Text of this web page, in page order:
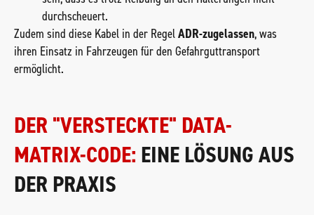
durchscheuert.
Zudem sind diese Kabel in der RegelADR-zugelassen, was
ihren Einsatz in Fahrzeugen für den Gefahrguttransport
ermöglicht.
DER "VERSTECKTE" DATA-
MATRIX-CODE: EINE LÖSUNG AUS
DER PRAXIS